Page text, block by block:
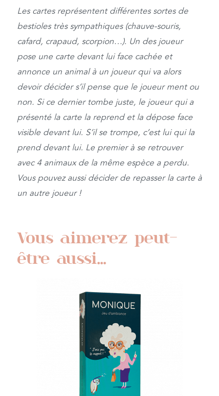
Les cartes représentent différentes sortes de
bestioles très sympathiques (chauve-souris,
cafard, crapaud, scorpion…). Un des joueur
pose une carte devant lui face cachée et
annonce un animal à un joueur qui va alors
devoir décider s’il pense que le joueur ment ou
non. Si ce dernier tombe juste, le joueur qui a
présenté la carte la reprend et la dépose face
visible devant lui. S’il se trompe, c’est lui qui la
prend devant lui. Le premier à se retrouver
avec 4 animaux de la même espèce a perdu.
Vous pouvez aussi décider de repasser la carte à
un autre joueur !
Vous aimerez peut-
être aussi…